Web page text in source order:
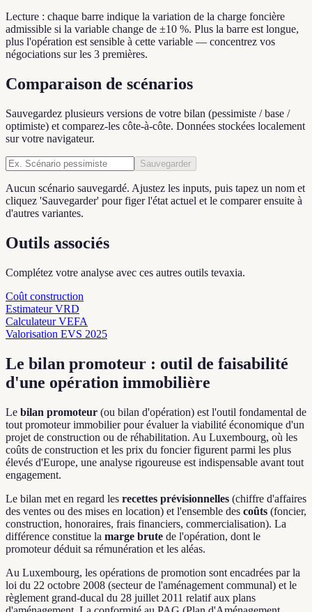
Lecture : chaque barre indique la variation de la charge foncière
admissible si la variable change de ±10 %. Plus la barre est longue,
plus l'opération est sensible à cette variable — concentrez vos
négociations sur les 3 premières.
Comparaison de scénarios
Sauvegardez plusieurs versions de votre bilan (pessimiste / base /
optimiste) et comparez-les côte-à-côte. Données stockées localement
sur votre navigateur.
Sauvegarder
Aucun scénario sauvegardé. Ajustez les inputs, puis tapez un nom et
cliquez 'Sauvegarder' pour figer l'état actuel et le comparer ensuite à
d'autres variantes.
Outils associés
Complétez votre analyse avec ces autres outils tevaxia.
Coût construction
Estimateur VRD
Calculateur VEFA
Valorisation EVS 2025
Le bilan promoteur : outil de faisabilité
d'une opération immobilière
Le bilan promoteur (ou bilan d'opération) est l'outil fondamental de
tout promoteur immobilier pour évaluer la viabilité économique d'un
projet de construction ou de réhabilitation. Au Luxembourg, où les
coûts de construction et les prix du foncier figurent parmi les plus
élevés d'Europe, une analyse rigoureuse est indispensable avant tout
engagement.
Le bilan met en regard les recettes prévisionnelles (chiffre d'affaires
des ventes ou des mises en location) et l'ensemble des coûts (foncier,
construction, honoraires, frais financiers, commercialisation). La
différence constitue la marge brute de l'opération, dont le
promoteur déduit sa rémunération et les aléas.
Au Luxembourg, les opérations de promotion sont encadrées par la
loi du 22 octobre 2008 (secteur de l'aménagement communal) et le
règlement grand-ducal du 28 juillet 2011 relatif aux plans